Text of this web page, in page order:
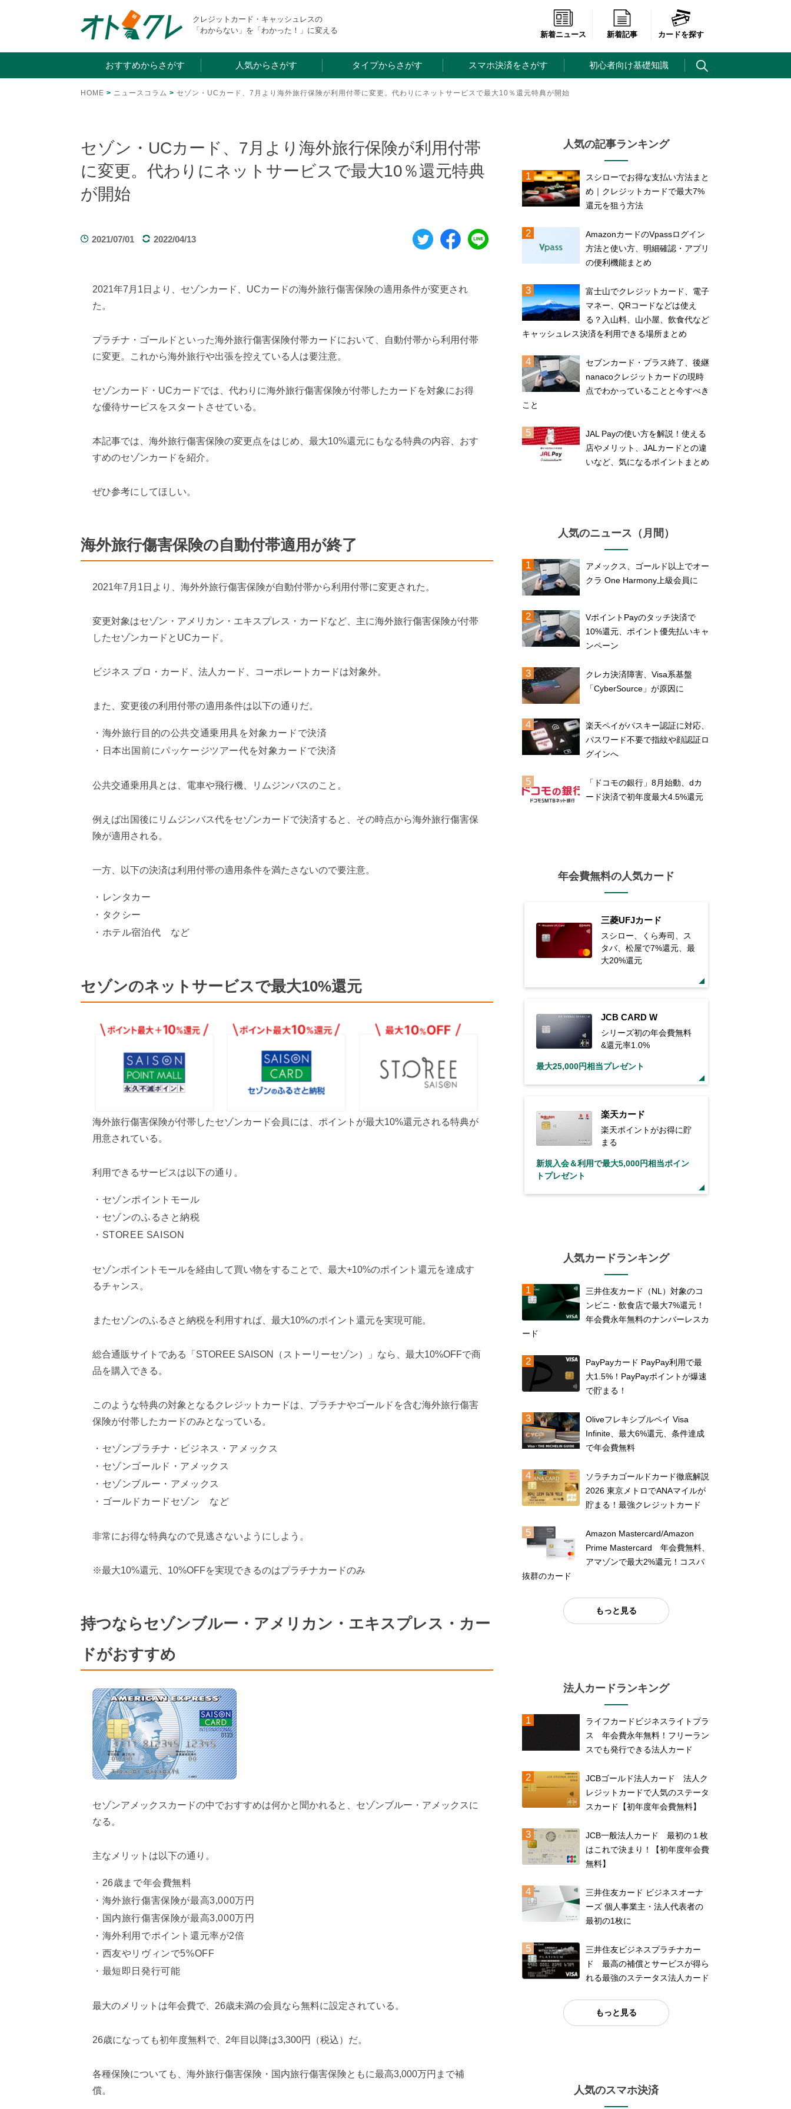
クレジットカード・キャッシュレスの
「わからない」を「わかった！」に変える
新着ニュース 新着記事 カードを探す
おすすめからさがす 人気からさがす タイプからさがす スマホ決済をさがす 初心者向け基礎知識
HOME > ニュースコラム > セゾン・UCカード、7月より海外旅行保険が利用付帯に変更。代わりにネットサービスで最大10％還元特典が開始
セゾン・UCカード、7月より海外旅行保険が利用付帯
に変更。代わりにネットサービスで最大10％還元特典
が開始
2021/07/01 2022/04/13
2021年7月1日より、セゾンカード、UCカードの海外旅行傷害保険の適用条件が変更され
た。
プラチナ・ゴールドといった海外旅行傷害保険付帯カードにおいて、自動付帯から利用付帯
に変更。これから海外旅行や出張を控えている人は要注意。
セゾンカード・UCカードでは、代わりに海外旅行傷害保険が付帯したカードを対象にお得
な優待サービスをスタートさせている。
本記事では、海外旅行傷害保険の変更点をはじめ、最大10%還元にもなる特典の内容、おす
すめのセゾンカードを紹介。
ぜひ参考にしてほしい。
海外旅行傷害保険の自動付帯適用が終了
2021年7月1日より、海外外旅行傷害保険が自動付帯から利用付帯に変更された。
変更対象はセゾン・アメリカン・エキスプレス・カードなど、主に海外旅行傷害保険が付帯
したセゾンカードとUCカード。
ビジネス プロ・カード、法人カード、コーポレートカードは対象外。
また、変更後の利用付帯の適用条件は以下の通りだ。
海外旅行目的の公共交通乗用具を対象カードで決済
日本出国前にパッケージツアー代を対象カードで決済
公共交通乗用具とは、電車や飛行機、リムジンバスのこと。
例えば出国後にリムジンバス代をセゾンカードで決済すると、その時点から海外旅行傷害保
険が適用される。
一方、以下の決済は利用付帯の適用条件を満たさないので要注意。
レンタカー
タクシー
ホテル宿泊代 など
セゾンのネットサービスで最大10%還元
海外旅行傷害保険が付帯したセゾンカード会員には、ポイントが最大10%還元される特典が
用意されている。
利用できるサービスは以下の通り。
セゾンポイントモール
セゾンのふるさと納税
STOREE SAISON
セゾンポイントモールを経由して買い物をすることで、最大+10%のポイント還元を達成す
るチャンス。
またセゾンのふるさと納税を利用すれば、最大10%のポイント還元を実現可能。
総合通販サイトである「STOREE SAISON（ストーリーセゾン）」なら、最大10%OFFで商
品を購入できる。
このような特典の対象となるクレジットカードは、プラチナやゴールドを含む海外旅行傷害
保険が付帯したカードのみとなっている。
セゾンプラチナ・ビジネス・アメックス
セゾンゴールド・アメックス
セゾンブルー・アメックス
ゴールドカードセゾン など
非常にお得な特典なので見逃さないようにしよう。
※最大10%還元、10%OFFを実現できるのはプラチナカードのみ
持つならセゾンブルー・アメリカン・エキスプレス・カー
ドがおすすめ
セゾンアメックスカードの中でおすすめは何かと聞かれると、セゾンブルー・アメックスに
なる。
主なメリットは以下の通り。
26歳まで年会費無料
海外旅行傷害保険が最高3,000万円
国内旅行傷害保険が最高3,000万円
海外利用でポイント還元率が2倍
西友やリヴィンで5%OFF
最短即日発行可能
最大のメリットは年会費で、26歳未満の会員なら無料に設定されている。
26歳になっても初年度無料で、2年目以降は3,300円（税込）だ。
各種保険についても、海外旅行傷害保険・国内旅行傷害保険ともに最高3,000万円まで補
償。
人気の記事ランキング
スシローでお得な支払い方法まと
め｜クレジットカードで最大7%
還元を狙う方法
AmazonカードのVpassログイン
方法と使い方、明細確認・アプリ
の便利機能まとめ
富士山でクレジットカード、電子
マネー、QRコードなどは使え
る？入山料、山小屋、飲食代など
キャッシュレス決済を利用できる場所まとめ
セブンカード・プラス終了、後継
nanacoクレジットカードの現時
点でわかっていることと今すべき
こと
JAL Payの使い方を解説！使える
店やメリット、JALカードとの違
いなど、気になるポイントまとめ
人気のニュース（月間）
アメックス、ゴールド以上でオー
クラ One Harmony上級会員に
VポイントPayのタッチ決済で
10%還元、ポイント優先払いキャ
ンペーン
クレカ決済障害、Visa系基盤
「CyberSource」が原因に
楽天ペイがパスキー認証に対応、
パスワード不要で指紋や顔認証ロ
グインへ
「ドコモの銀行」8月始動、dカ
ード決済で初年度最大4.5%還元
年会費無料の人気カード
三菱UFJカード
スシロー、くら寿司、ス
タバ、松屋で7%還元、最
大20%還元
JCB CARD W
シリーズ初の年会費無料
&還元率1.0%
最大25,000円相当プレゼント
楽天カード
楽天ポイントがお得に貯
まる
新規入会＆利用で最大5,000円相当ポイン
トプレゼント
人気カードランキング
三井住友カード（NL）対象のコ
ンビニ・飲食店で最大7%還元！
年会費永年無料のナンバーレスカ
ード
PayPayカード PayPay利用で最
大1.5%！PayPayポイントが爆速
で貯まる！
Oliveフレキシブルペイ Visa
Infinite、最大6%還元、条件達成
で年会費無料
ソラチカゴールドカード徹底解説
2026 東京メトロでANAマイルが
貯まる！最強クレジットカード
Amazon Mastercard/Amazon
Prime Mastercard 年会費無料、
アマゾンで最大2%還元！コスパ
抜群のカード
もっと見る
法人カードランキング
ライフカードビジネスライトプラ
ス 年会費永年無料！フリーラン
スでも発行できる法人カード
JCBゴールド法人カード 法人ク
レジットカードで人気のステータ
スカード【初年度年会費無料】
JCB一般法人カード 最初の１枚
はこれで決まり！【初年度年会費
無料】
三井住友カード ビジネスオーナ
ーズ 個人事業主・法人代表者の
最初の1枚に
三井住友ビジネスプラチナカー
ド 最高の補償とサービスが得ら
れる最強のステータス法人カード
もっと見る
人気のスマホ決済